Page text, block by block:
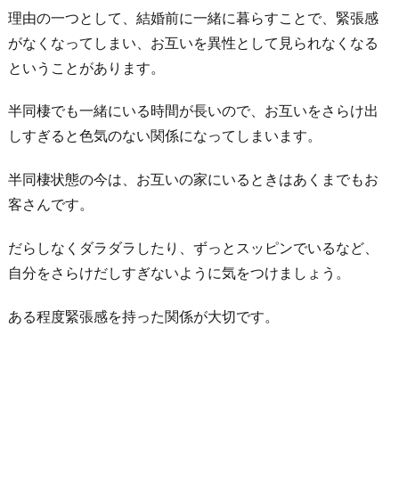
理由の一つとして、結婚前に一緒に暮らすことで、緊張感
がなくなってしまい、お互いを異性として見られなくなる
ということがあります。
半同棲でも一緒にいる時間が長いので、お互いをさらけ出
しすぎると色気のない関係になってしまいます。
半同棲状態の今は、お互いの家にいるときはあくまでもお
客さんです。
だらしなくダラダラしたり、ずっとスッピンでいるなど、
自分をさらけだしすぎないように気をつけましょう。
ある程度緊張感を持った関係が大切です。